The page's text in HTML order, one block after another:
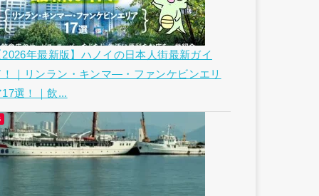
2026年最新版】ハノイの日本人街最新ガイ
！｜リンラン・キンマ―・ファンケビンエリ
17選！｜飲...